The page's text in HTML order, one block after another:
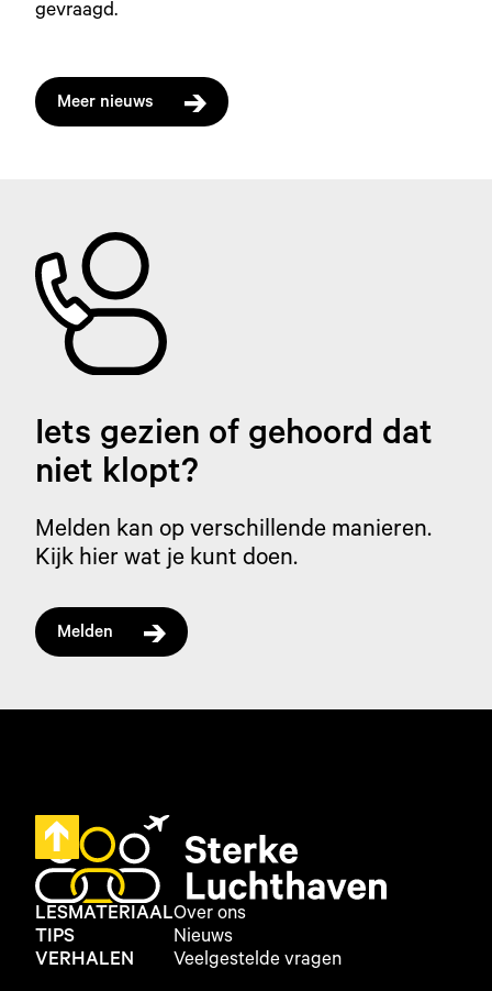
gevraagd.
Meer nieuws
Iets gezien of gehoord dat
niet klopt?
Melden kan op verschillende manieren.
Kijk hier wat je kunt doen.
Melden
LESMATERIAAL
TIPS
VERHALEN
Over ons
Nieuws
Veelgestelde vragen